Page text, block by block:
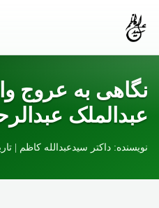
نگاهی به عروج
عبدالملک
نویسنده: داکتر سیدعبدالله کاظم | تاریخ انتشار: